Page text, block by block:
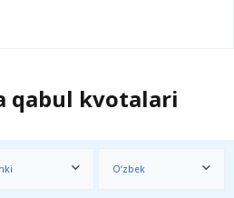
qabul kvotalari
O‘zbek